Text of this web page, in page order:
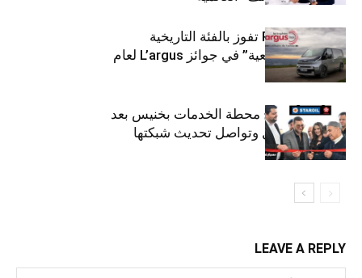
كيا PV5 Cargo تفوز بالفئة التاريخية
“للمركبات النفعية” في جوائز L’argus لعام
2026
ستارأويل تفتتح محطة الخدمات بخنيس بعد
تجديدهابالكامل وتواصل تحديث شبكتها
LEAVE A REPLY